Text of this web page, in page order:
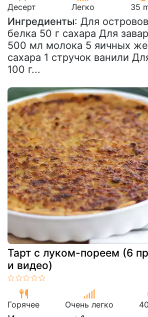
Десерт Легко 35
Ингредиенты: Для
белка 50 г сахара Для
500 мл молока 5 яичных
сахара 1 стручок ванили
100 г...
Тарт с луком-пореем (6
и видео)
Горячее Очень легко